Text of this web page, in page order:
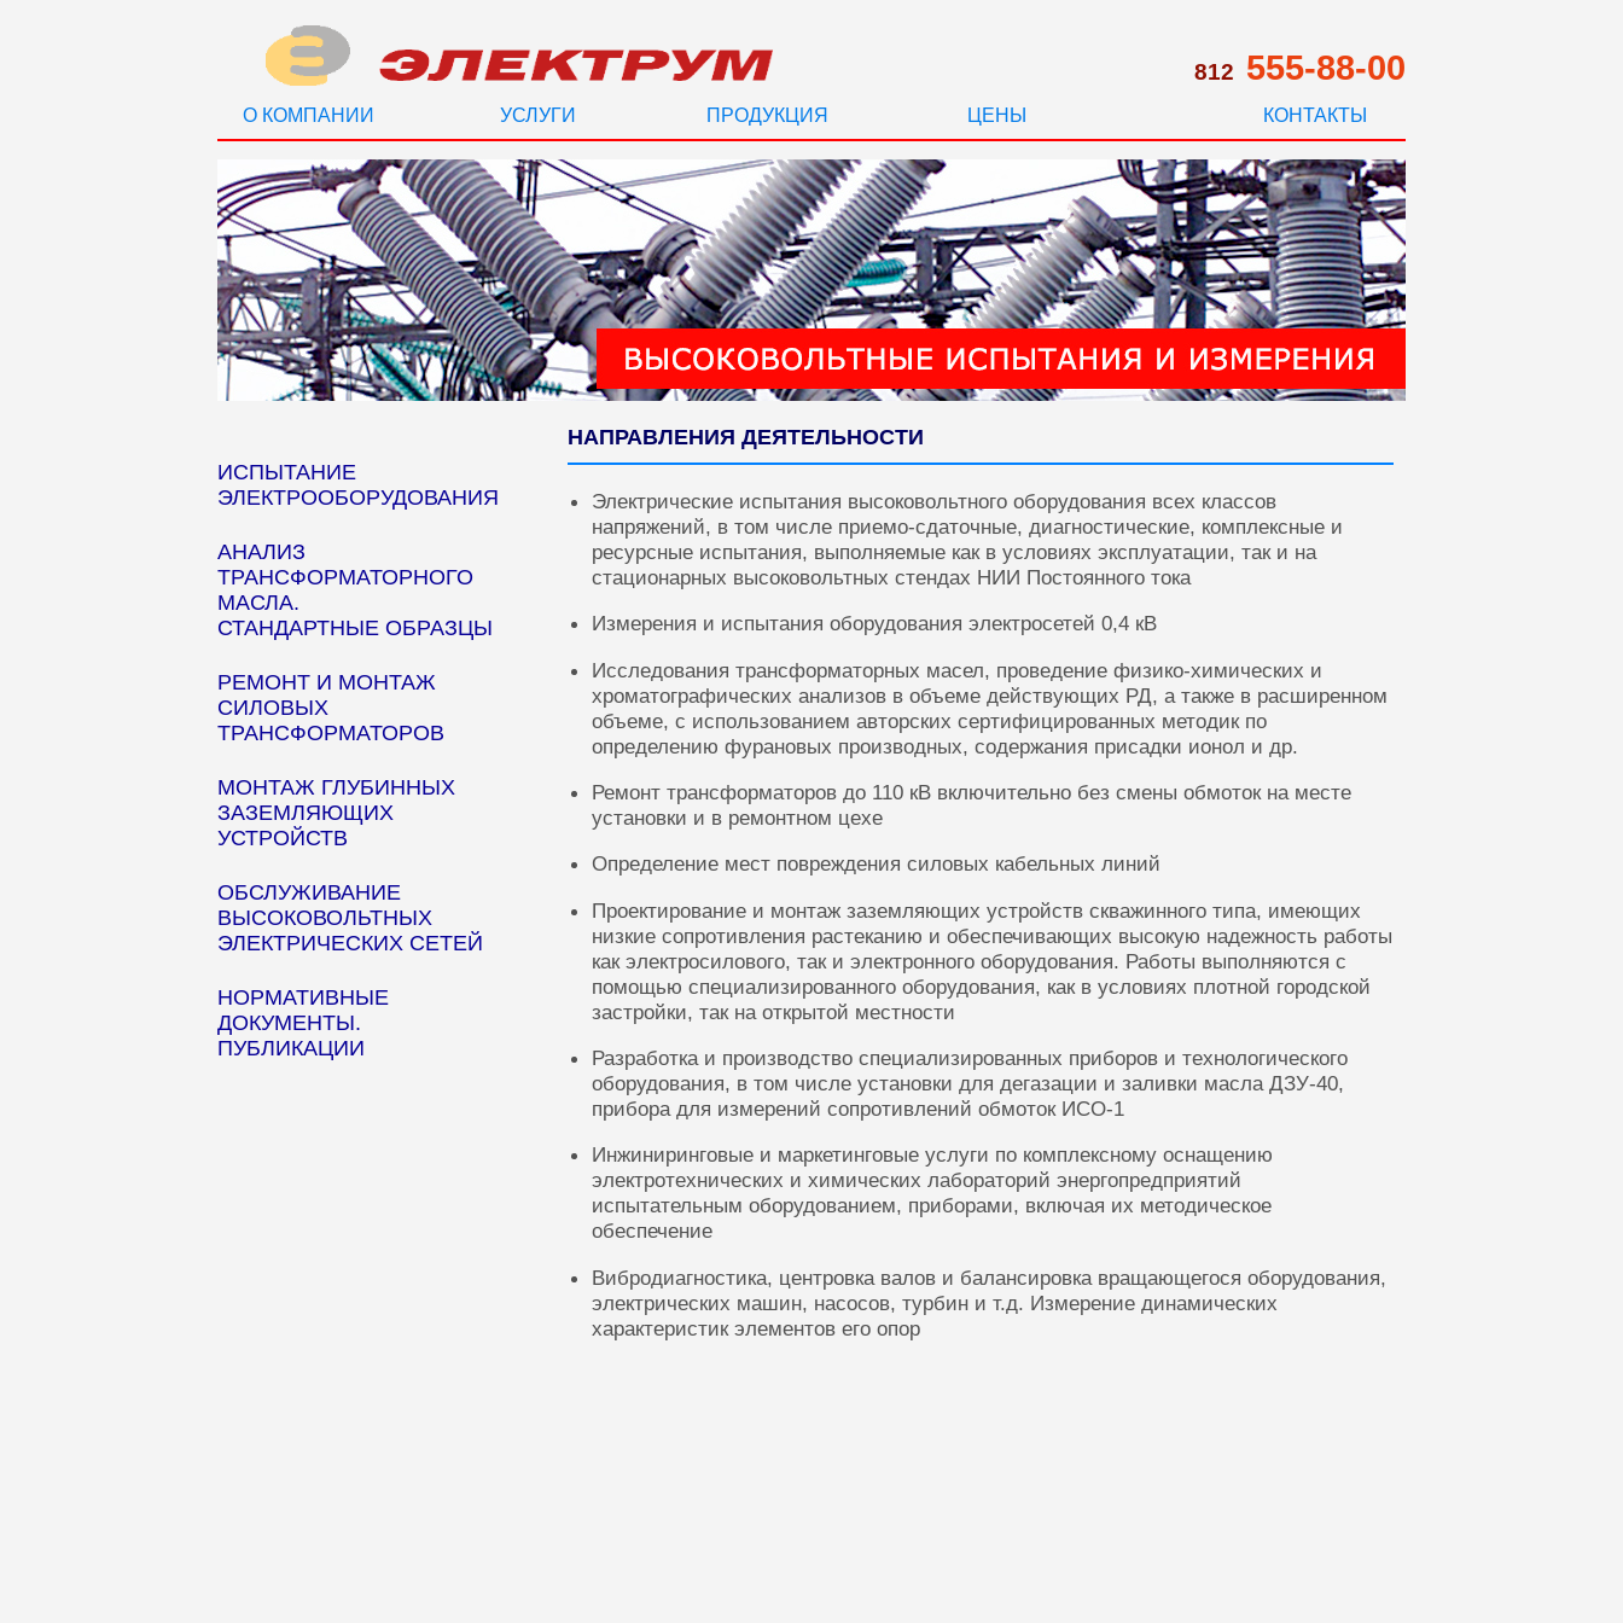
812 555-88-00
О КОМПАНИИ УСЛУГИ ПРОДУКЦИЯ ЦЕНЫ КОНТАКТЫ
ИСПЫТАНИЕ
ЭЛЕКТРООБОРУДОВАНИЯ
АНАЛИЗ
ТРАНСФОРМАТОРНОГО
МАСЛА.
СТАНДАРТНЫЕ ОБРАЗЦЫ
РЕМОНТ И МОНТАЖ
СИЛОВЫХ
ТРАНСФОРМАТОРОВ
МОНТАЖ ГЛУБИННЫХ
ЗАЗЕМЛЯЮЩИХ
УСТРОЙСТВ
ОБСЛУЖИВАНИЕ
ВЫСОКОВОЛЬТНЫХ
ЭЛЕКТРИЧЕСКИХ СЕТЕЙ
НОРМАТИВНЫЕ
ДОКУМЕНТЫ.
ПУБЛИКАЦИИ
НАПРАВЛЕНИЯ ДЕЯТЕЛЬНОСТИ
Электрические испытания высоковольтного оборудования всех классов
напряжений, в том числе приемо-сдаточные, диагностические, комплексные и
ресурсные испытания, выполняемые как в условиях эксплуатации, так и на
стационарных высоковольтных стендах НИИ Постоянного тока
Измерения и испытания оборудования электросетей 0,4 кВ
Исследования трансформаторных масел, проведение физико-химических и
хроматографических анализов в объеме действующих РД, а также в расширенном
объеме, с использованием авторских сертифицированных методик по
определению фурановых производных, содержания присадки ионол и др.
Ремонт трансформаторов до 110 кВ включительно без смены обмоток на месте
установки и в ремонтном цехе
Определение мест повреждения силовых кабельных линий
Проектирование и монтаж заземляющих устройств скважинного типа, имеющих
низкие сопротивления растеканию и обеспечивающих высокую надежность работы
как электросилового, так и электронного оборудования. Работы выполняются с
помощью специализированного оборудования, как в условиях плотной городской
застройки, так на открытой местности
Разработка и производство специализированных приборов и технологического
оборудования, в том числе установки для дегазации и заливки масла ДЗУ-40,
прибора для измерений сопротивлений обмоток ИСО-1
Инжиниринговые и маркетинговые услуги по комплексному оснащению
электротехнических и химических лабораторий энергопредприятий
испытательным оборудованием, приборами, включая их методическое
обеспечение
Вибродиагностика, центровка валов и балансировка вращающегося оборудования,
электрических машин, насосов, турбин и т.д. Измерение динамических
характеристик элементов его опор